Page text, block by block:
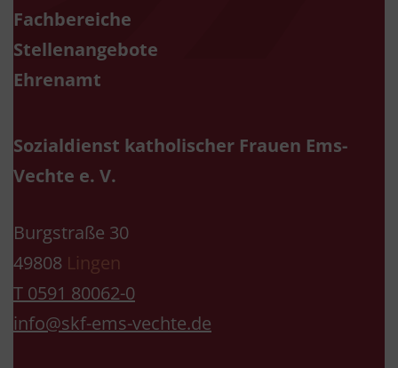
Fachbereiche
Stellenangebote
Ehrenamt
Sozialdienst katholischer Frauen Ems-
Vechte e. V.
Burgstraße 30
49808 Lingen
T 0591 80062-0
info@skf-ems-vechte.de